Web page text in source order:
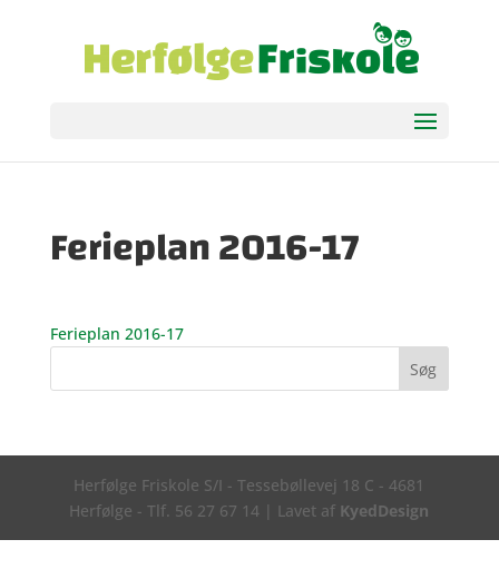
Ferieplan 2016-17
Ferieplan 2016-17
Herfølge Friskole S/I - Tessebøllevej 18 C - 4681
Herfølge - Tlf. 56 27 67 14 | Lavet af KyedDesign